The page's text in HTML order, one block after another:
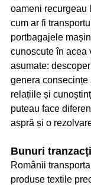
oameni recurgeau
cum ar fi
portbagajele
cunoscute în acea
asumate:
genera consecințe
relațiile și
puteau face
aspră și o
Bunuri
Românii
produse textile